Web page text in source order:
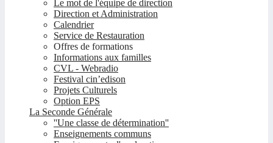
Le mot de l'équipe de direction
Direction et Administration
Calendrier
Service de Restauration
Offres de formations
Informations aux familles
CVL - Webradio
Festival cin’edison
Projets Culturels
Option EPS
La Seconde Générale
''Une classe de détermination''
Enseignements communs